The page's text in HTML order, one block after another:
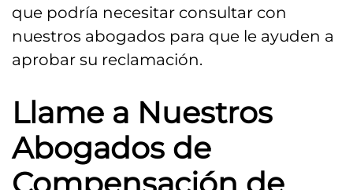
que podría necesitar consultar con
nuestros abogados para que le ayuden a
aprobar su reclamación.
Llame a Nuestros
Abogados de